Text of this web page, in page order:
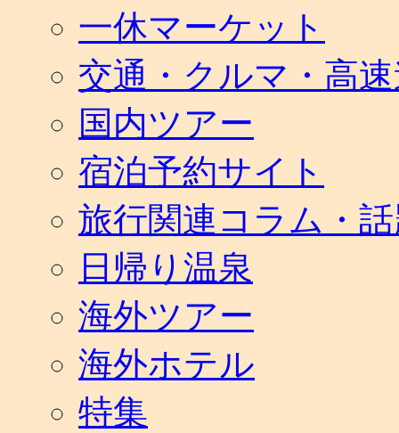
一休マーケット
交通・クルマ・高
国内ツアー
宿泊予約サイト
旅行関連コラム・
日帰り温泉
海外ツアー
海外ホテル
特集